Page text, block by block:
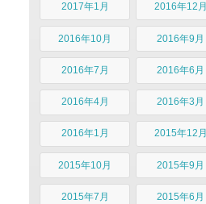
2017年1月 2016年12月
2016年10月 2016年9月
2016年7月 2016年6月
2016年4月 2016年3月
2016年1月 2015年12月
2015年10月 2015年9月
2015年7月 2015年6月